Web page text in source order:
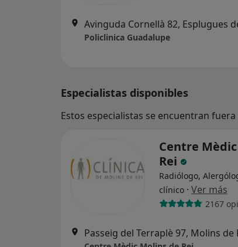
Policlinica Guadalupe
Especialistas disponibles
Estos especialistas se encuentran
Centre
Rei
Radiólogo,
clínico · Ver más
2167
Passeig del Terraplè 97, Molins de